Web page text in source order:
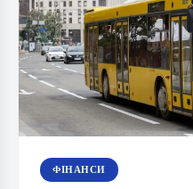
ФІНАНСИ